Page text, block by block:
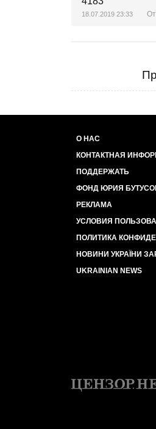
18.07.2019 23:33
О НАС
КОНТАКТНАЯ
ПОДДЕРЖАТЬ
ФОНД ЮРИЯ
РЕКЛАМА
УСЛОВИЯ
ПОЛИТИКА
НОВИНИ УКРАЇНИ
UKRAINIAN NEWS